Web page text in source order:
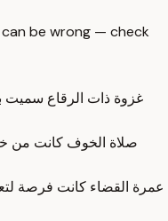
be wrong — check
غزوة ذات الرقاع سميت
صلاة الخوف كانت من
عمرة القضاء كانت فرصة